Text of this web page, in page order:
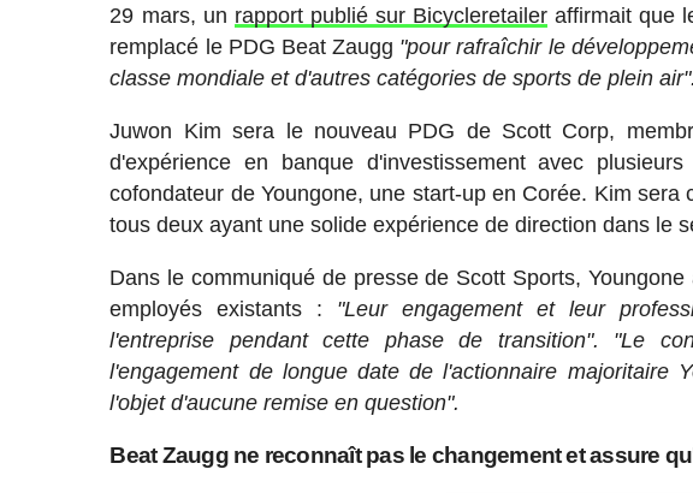
29 mars, un rapport publié sur Bicycleretailer affirmait que
remplacé le PDG Beat Zaugg "pour rafraîchir le
classe mondiale et d'autres catégories de sports de plein air".
Juwon Kim sera le nouveau PDG de Scott Corp,
d'expérience en banque d'investissement avec
cofondateur de Youngone, une start-up en Corée. Kim
tous deux ayant une solide expérience de direction dans le
Dans le communiqué de presse de Scott Sports,
employés existants : "Leur engagement et leur
l'entreprise pendant cette phase de transition". "Le
l'engagement de longue date de l'actionnaire majoritaire
l'objet d'aucune remise en question".
Beat Zaugg ne reconnaît pas le changement et assure